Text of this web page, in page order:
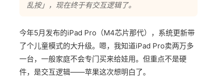
乱按」，现在终于有交互逻辑了。
今年5月发布的iPad Pro（M4芯片那代），系统更新带
了个儿童模式的大升级。嗯，我知道iPad Pro卖两万多
一台，一般家庭不会专门买来给娃用。但重点不是硬
件，是交互逻辑——苹果这次想明白了。